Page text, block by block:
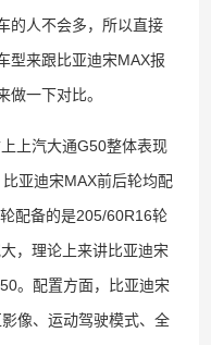
的人不会多，所以直接
型来跟比亚迪宋MAX报
一下对比。
上汽大通G50整体表现
亚迪宋MAX前后轮均配
配备的是205/60R16轮
，理论上来讲比亚迪宋
。配置方面，比亚迪宋
像、运动驾驶模式、全